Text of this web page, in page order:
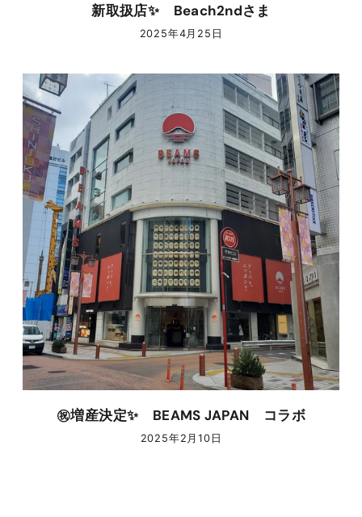
新取扱店✨ Beach2ndさま
2025年4月25日
㊗増産決定✨ BEAMS JAPAN コラボ
2025年2月10日